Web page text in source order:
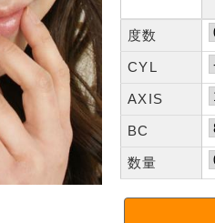
度数
CYL
AXIS
BC
数量